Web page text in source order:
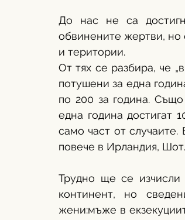
До нас не са
обвинените жертви, но
и територии.
От тях се разбира, че
потушени за една
по 200 за година.
една година достигат
само част от
повече в Ирландия,
Трудно ще се изчисли
континент, но
жени:мъже в